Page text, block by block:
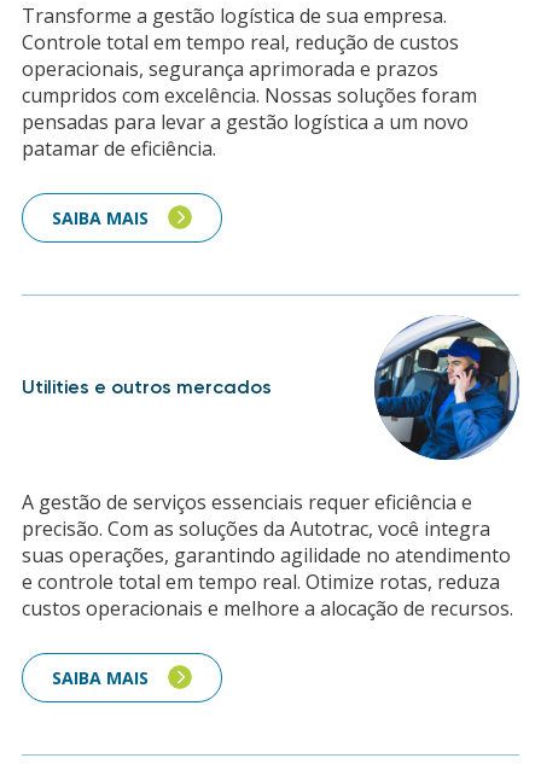
Transforme a gestão logística de sua empresa.
Controle total em tempo real, redução de custos
operacionais, segurança aprimorada e prazos
cumpridos com excelência. Nossas soluções foram
pensadas para levar a gestão logística a um novo
patamar de eficiência.
SAIBA MAIS
Utilities e outros mercados
A gestão de serviços essenciais requer eficiência e
precisão. Com as soluções da Autotrac, você integra
suas operações, garantindo agilidade no atendimento
e controle total em tempo real. Otimize rotas, reduza
custos operacionais e melhore a alocação de recursos.
SAIBA MAIS